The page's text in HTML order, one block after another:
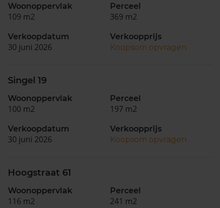
Woonoppervlak
109 m2
Perceel
369 m2
Verkoopdatum
30 juni 2026
Verkoopprijs
Koopsom opvragen
Singel 19
Woonoppervlak
100 m2
Perceel
197 m2
Verkoopdatum
30 juni 2026
Verkoopprijs
Koopsom opvragen
Hoogstraat 61
Woonoppervlak
116 m2
Perceel
241 m2